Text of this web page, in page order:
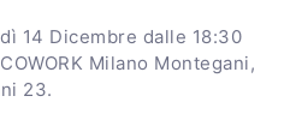
14 Dicembre dalle 18:30
Milano Montegani,
23.